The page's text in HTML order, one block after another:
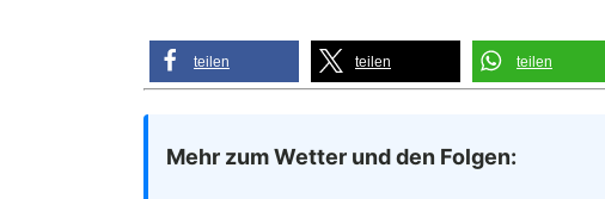
teilen teilen teilen
Mehr zum Wetter und den Folgen: